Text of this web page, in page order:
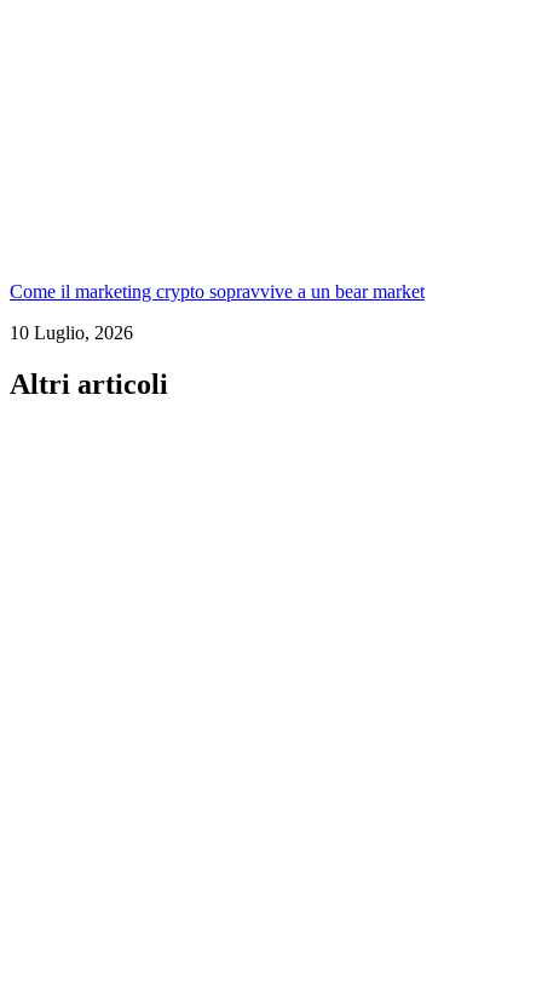
Come il marketing crypto sopravvive a un bear market
10 Luglio, 2026
Altri articoli